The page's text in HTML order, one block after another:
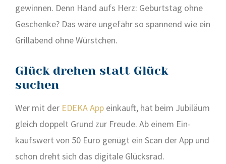
gewin­nen. Denn Hand aufs Herz: Geburts­tag ohne
Geschen­ke? Das wäre unge­fähr so span­nend wie ein
Grill­abend ohne Würst­chen.
Glück drehen statt Glück
suchen
Wer mit der EDEKA App ein­kauft, hat beim Jubi­lä­um
gleich dop­pelt Grund zur Freu­de. Ab einem Ein­
kaufs­wert von 50 Euro genügt ein Scan der App und
schon dreht sich das digi­ta­le Glücks­rad.